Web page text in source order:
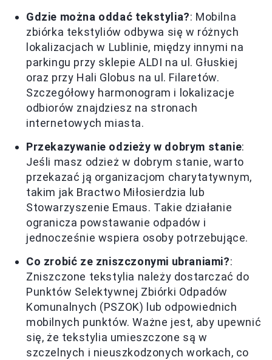
Gdzie można oddać tekstylia?: Mobilna
zbiórka tekstyliów odbywa się w różnych
lokalizacjach w Lublinie, między innymi na
parkingu przy sklepie ALDI na ul. Głuskiej
oraz przy Hali Globus na ul. Filaretów.
Szczegółowy harmonogram i lokalizacje
odbiorów znajdziesz na stronach
internetowych miasta.
Przekazywanie odzieży w dobrym stanie:
Jeśli masz odzież w dobrym stanie, warto
przekazać ją organizacjom charytatywnym,
takim jak Bractwo Miłosierdzia lub
Stowarzyszenie Emaus. Takie działanie
ogranicza powstawanie odpadów i
jednocześnie wspiera osoby potrzebujące.
Co zrobić ze zniszczonymi ubraniami?:
Zniszczone tekstylia należy dostarczać do
Punktów Selektywnej Zbiórki Odpadów
Komunalnych (PSZOK) lub odpowiednich
mobilnych punktów. Ważne jest, aby upewnić
się, że tekstylia umieszczone są w
szczelnych i nieuszkodzonych workach, co